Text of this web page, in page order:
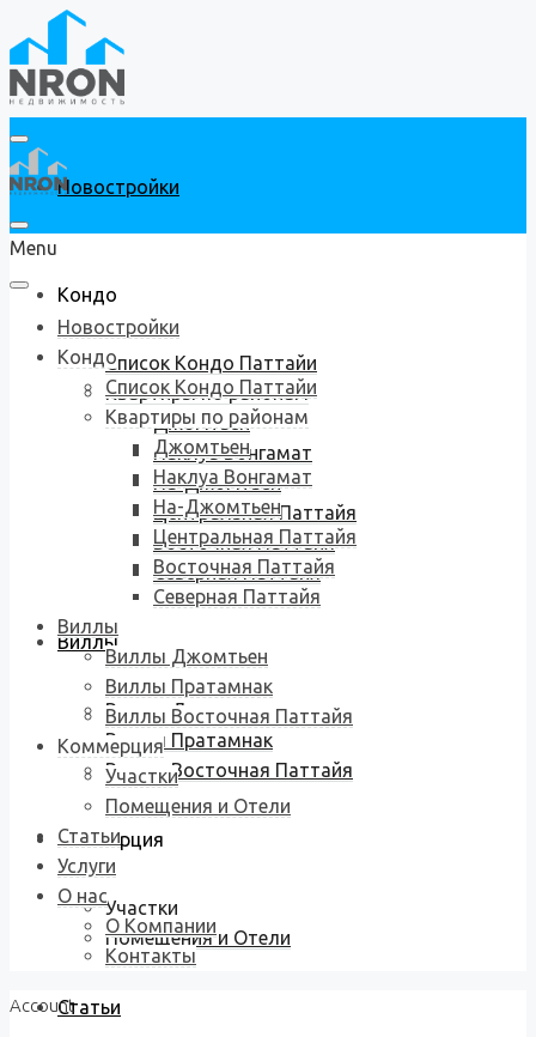
Новостройки
Кондо
Список Кондо Паттайи
Квартиры по районам
Джомтьен
Наклуа Вонгамат
На-Джомтьен
Центральная Паттайя
Восточная Паттайя
Северная Паттайя
Виллы
Виллы Джомтьен
Виллы Пратамнак
Виллы Восточная Паттайя
Коммерция
Участки
Помещения и Отели
Статьи
Menu
Новостройки
Кондо
Список Кондо Паттайи
Квартиры по районам
Джомтьен
Наклуа Вонгамат
На-Джомтьен
Центральная Паттайя
Восточная Паттайя
Северная Паттайя
Виллы
Виллы Джомтьен
Виллы Пратамнак
Виллы Восточная Паттайя
Коммерция
Участки
Помещения и Отели
Статьи
Услуги
О нас
О Компании
Контакты
Account